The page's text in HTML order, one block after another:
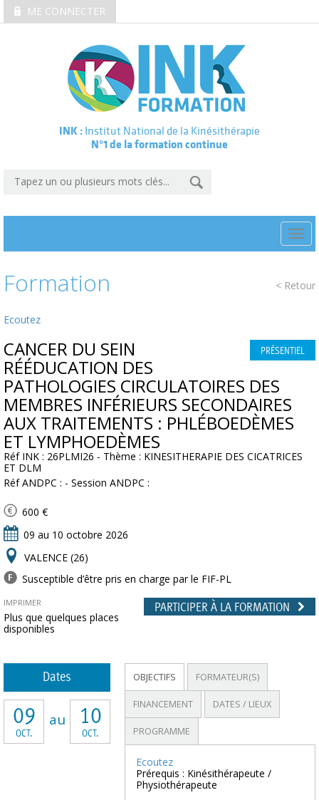
ME CONNECTER
INK : Institut National de la Kinésithérapie
N°1 de la formation continue
< Retour
Formation
Ecoutez
PRÉSENTIEL
CANCER DU SEIN 
RÉÉDUCATION DES
PATHOLOGIES CIRCULATOIRES DES
MEMBRES INFÉRIEURS SECONDAIRES
AUX TRAITEMENTS : PHLÉBOEDÈMES
ET LYMPHOEDÈMES
Réf INK : 26PLMI26 - Thème : KINESITHERAPIE DES CICATRICES
ET DLM
Réf ANDPC : - Session ANDPC :
600 €
09 au 10 octobre 2026
VALENCE (26)
Susceptible d’être pris en charge par le FIF-PL
IMPRIMER PARTICIPER À LA FORMATION
Plus que quelques places
disponibles
Dates
09
OCT.
10
OCT.
au
OBJECTIFS FORMATEUR(S)
FINANCEMENT DATES / LIEUX
PROGRAMME
Ecoutez
Prérequis : Kinésithérapeute /
Physiothérapeute